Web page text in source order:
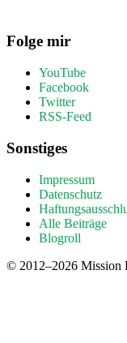
Folge mir
YouTube
Facebook
Twitter
RSS-Feed
Sonstiges
Impressum
Datenschutz
Alle Beiträge
Blogroll
© 2012–2026 Mission